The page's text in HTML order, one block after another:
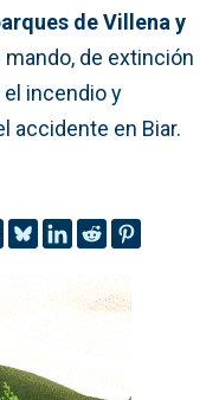
de Villena y
de extinción
incendio y
accidente en Biar.